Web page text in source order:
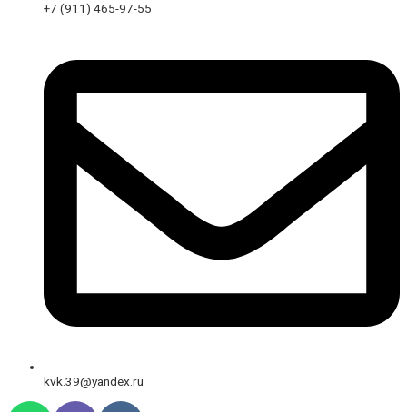
+7 (911) 465-97-55
kvk.39@yandex.ru